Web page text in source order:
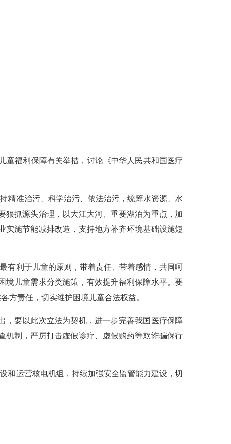
童福利保障有关举措，讨论《中华人民共和国医疗
精准治污、科学治污、依法治污，统筹水资源、水
狠抓源头治理，以大江大河、重要湖泊为重点，加
实施节能减排改造，支持地方补齐环境基础设施短
有利于儿童的原则，带着责任、带着感情，共同呵
境儿童需求分类施策，有效提升福利保障水平。要
方责任，切实维护困境儿童合法权益。
，要以此次立法为契机，进一步完善我国医疗保障
机制，严厉打击虚假诊疗、虚假购药等欺诈骗保行
和运营核电机组，持续加强安全监管能力建设，切